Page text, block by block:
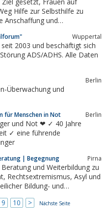
Hilfe zur Selbsthilfe zu
zu
einfache, aber wirkungsvolle...
Wuppertal
2003 und beschäftigt sich
ADS/ADHS. Alle Daten
Berlin
für Menschen in Not Berlin
und Not ❤ ✓ 40 Jahre
✓ eine führende
| Begegnung Pirna
und Weiterbildung zu
Bildung- und
9 10 > Nächste Seite